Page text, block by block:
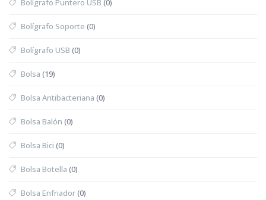
Bolígrafo Puntero USB (0)
Bolígrafo Soporte (0)
Bolígrafo USB (0)
Bolsa (19)
Bolsa Antibacteriana (0)
Bolsa Balón (0)
Bolsa Bici (0)
Bolsa Botella (0)
Bolsa Enfriador(0)